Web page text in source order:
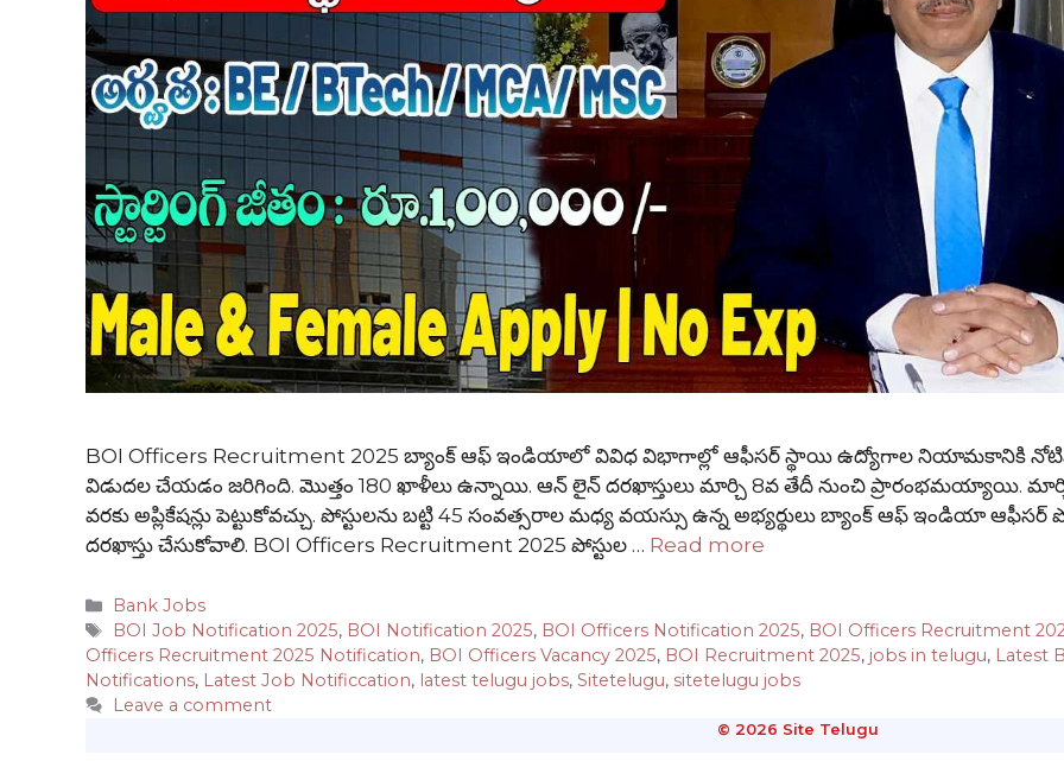
BOI Officers Recruitment 2025 బ్యాంక్ ఆఫ్ ఇండియాలో వివిధ విభాగాల్లో ఆఫీసర్ స్థాయి ఉద్యోగాల నియామకానికి
విడుదల చేయడం జరిగింది. మొత్తం 180 ఖాళీలు ఉన్నాయి. ఆన్ లైన్ దరఖాస్తులు మార్చి 8వ తేదీ నుంచి ప్రారంభమయ్యాయి.
వరకు అప్లికేషన్లు పెట్టుకోవచ్చు. పోస్టులను బట్టి 45 సంవత్సరాల మధ్య వయస్సు ఉన్న అభ్యర్థులు బ్యాంక్ ఆఫ్ ఇండియా ఆఫీసర్
దరఖాస్తు చేసుకోవాలి. BOI Officers Recruitment 2025 పోస్టుల … Read more
Categories
Bank Jobs
Tags
BOI Job Notification 2025, BOI Notification 2025, BOI Officers Notification 2025, BOI Officers Recruitment
Officers Recruitment 2025 Notification, BOI Officers Vacancy 2025, BOI Recruitment 2025, jobs in telugu, Latest
Notifications, Latest Job Notificcation, latest telugu jobs, Sitetelugu, sitetelugu jobs
Leave a comment
© 2026 Site Telugu